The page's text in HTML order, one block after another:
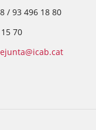
/ 93 496 18 80
70